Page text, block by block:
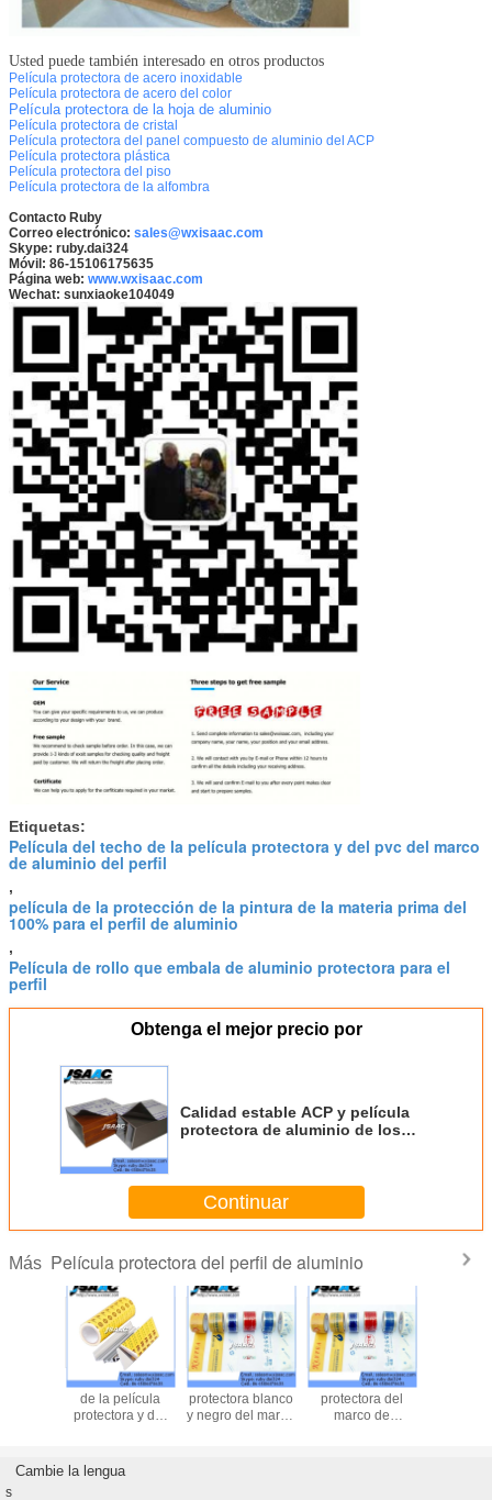
Usted puede también interesado en otros productos
Película protectora de acero inoxidable
Película protectora de acero del color
Película protectora de la hoja de aluminio
Película protectora de cristal
Película protectora del panel compuesto de aluminio del ACP
Película protectora plástica
Película protectora del piso
Película protectora de la alfombra
Contacto Ruby
Correo electrónico: sales@wxisaac.com
Skype: ruby.dai324
Móvil: 86-15106175635
Página web: www.wxisaac.com
Wechat: sunxiaoke104049
Etiquetas:
Película del techo de la película protectora y del pvc del marco
de aluminio del perfil
,
película de la protección de la pintura de la materia prima del
100% para el perfil de aluminio
,
Película de rollo que embala de aluminio protectora para el
perfil
Obtenga el mejor precio por
Calidad estable ACP y película
protectora de aluminio de los
Continuar
Más Película protectora del perfil de aluminio
Película del techo
de la película
protectora y del
Película
protectora blanco
y negro del marco
Película
protectora del
marco de
Cambie la lengua
s